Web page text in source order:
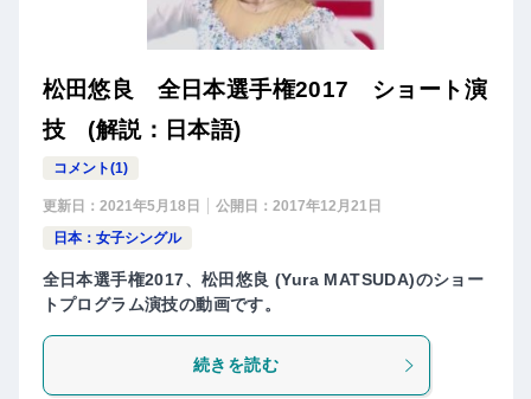
松田悠良 全日本選手権2017 ショート演
技 (解説：日本語)
コメント(1)
更新日： 2021年5月18日 公開日： 2017年12月21日
日本：女子シングル
全日本選手権2017、松田悠良 (Yura MATSUDA)のショー
トプログラム演技の動画です。
続きを読む